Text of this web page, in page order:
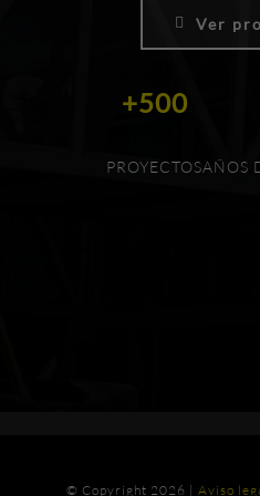
Ver
+500
PROYECTOSAÑOS
© Copyright 2026 | Aviso